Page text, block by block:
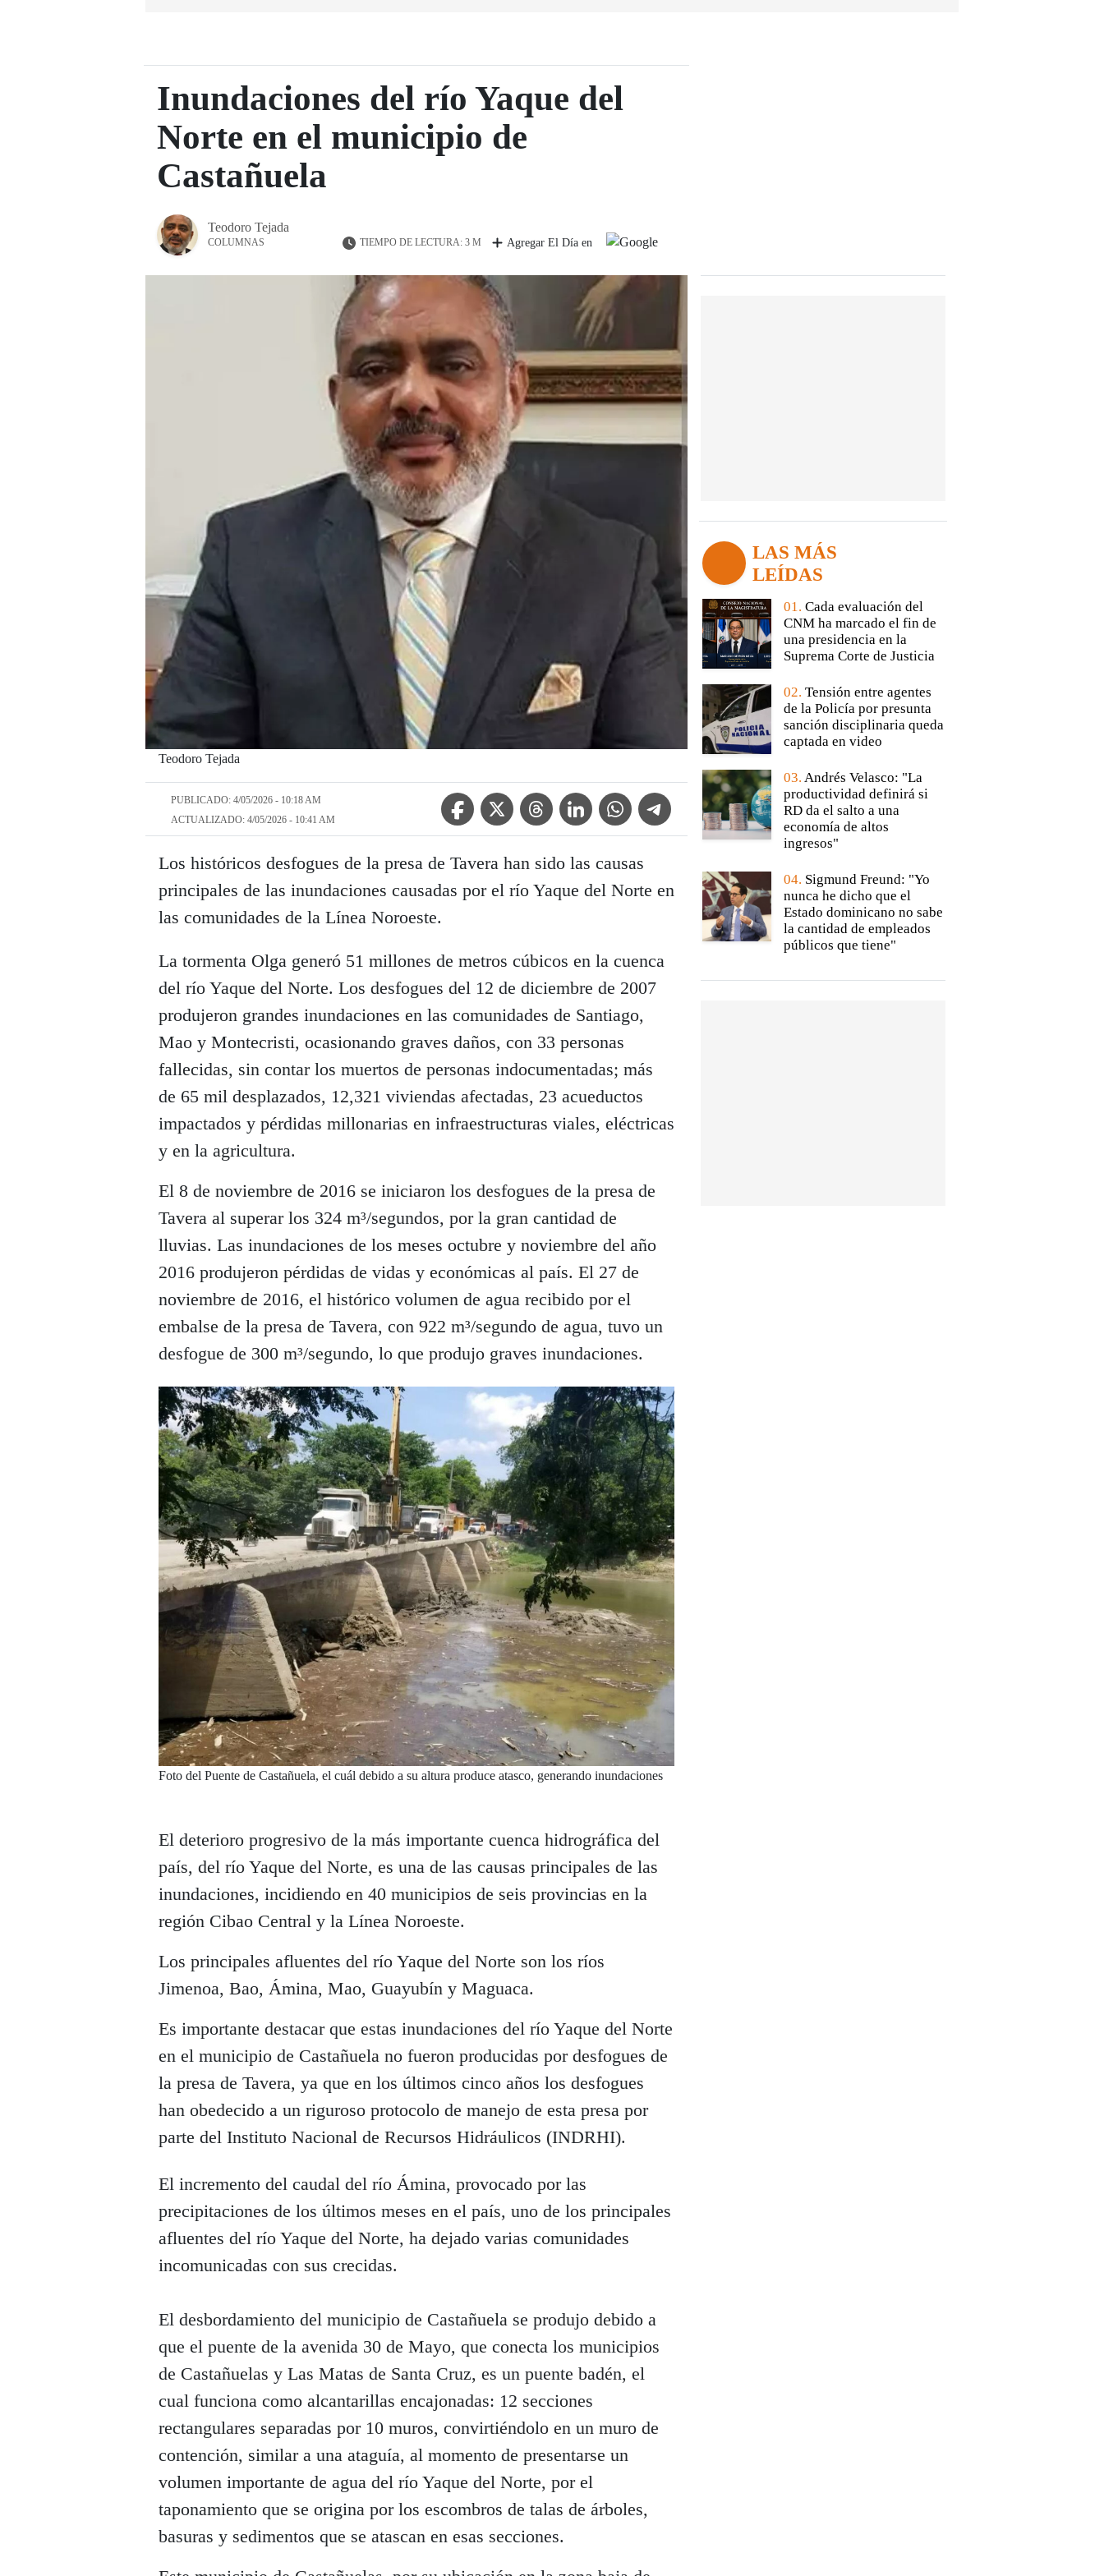
Inundaciones del río Yaque del
Norte en el municipio de
Castañuela
Teodoro Tejada
COLUMNAS TIEMPO DE LECTURA: 3 M Agregar El Día en
Teodoro Tejada
PUBLICADO: 4/05/2026 - 10:18 AM
ACTUALIZADO: 4/05/2026 - 10:41 AM
Facebook IconTwitter IconThreads IconLinkedin IconWhatsApp IconTelegram Icon
Los históricos desfogues de la presa de Tavera han sido las causas
principales de las inundaciones causadas por el río Yaque del Norte en
las comunidades de la Línea Noroeste.
La tormenta Olga generó 51 millones de metros cúbicos en la cuenca
del río Yaque del Norte. Los desfogues del 12 de diciembre de 2007
produjeron grandes inundaciones en las comunidades de Santiago,
Mao y Montecristi, ocasionando graves daños, con 33 personas
fallecidas, sin contar los muertos de personas indocumentadas; más
de 65 mil desplazados, 12,321 viviendas afectadas, 23 acueductos
impactados y pérdidas millonarias en infraestructuras viales, eléctricas
y en la agricultura.
El 8 de noviembre de 2016 se iniciaron los desfogues de la presa de
Tavera al superar los 324 m³/segundos, por la gran cantidad de
lluvias. Las inundaciones de los meses octubre y noviembre del año
2016 produjeron pérdidas de vidas y económicas al país. El 27 de
noviembre de 2016, el histórico volumen de agua recibido por el
embalse de la presa de Tavera, con 922 m³/segundo de agua, tuvo un
desfogue de 300 m³/segundo, lo que produjo graves inundaciones.
Foto del Puente de Castañuela, el cuál debido a su altura produce atasco, generando inundaciones
El deterioro progresivo de la más importante cuenca hidrográfica del
país, del río Yaque del Norte, es una de las causas principales de las
inundaciones, incidiendo en 40 municipios de seis provincias en la
región Cibao Central y la Línea Noroeste.
Los principales afluentes del río Yaque del Norte son los ríos
Jimenoa, Bao, Ámina, Mao, Guayubín y Maguaca.
Es importante destacar que estas inundaciones del río Yaque del Norte
en el municipio de Castañuela no fueron producidas por desfogues de
la presa de Tavera, ya que en los últimos cinco años los desfogues
han obedecido a un riguroso protocolo de manejo de esta presa por
parte del Instituto Nacional de Recursos Hidráulicos (INDRHI).
El incremento del caudal del río Ámina, provocado por las
precipitaciones de los últimos meses en el país, uno de los principales
afluentes del río Yaque del Norte, ha dejado varias comunidades
incomunicadas con sus crecidas.
El desbordamiento del municipio de Castañuela se produjo debido a
que el puente de la avenida 30 de Mayo, que conecta los municipios
de Castañuelas y Las Matas de Santa Cruz, es un puente badén, el
cual funciona como alcantarillas encajonadas: 12 secciones
rectangulares separadas por 10 muros, convirtiéndolo en un muro de
contención, similar a una ataguía, al momento de presentarse un
volumen importante de agua del río Yaque del Norte, por el
taponamiento que se origina por los escombros de talas de árboles,
basuras y sedimentos que se atascan en esas secciones.
LAS MÁS
LEÍDAS
01. Cada evaluación del
CNM ha marcado el fin de
una presidencia en la
Suprema Corte de Justicia
02. Tensión entre agentes
de la Policía por presunta
sanción disciplinaria queda
captada en video
03. Andrés Velasco: "La
productividad definirá si
RD da el salto a una
economía de altos
ingresos"
04. Sigmund Freund: "Yo
nunca he dicho que el
Estado dominicano no sabe
la cantidad de empleados
públicos que tiene"